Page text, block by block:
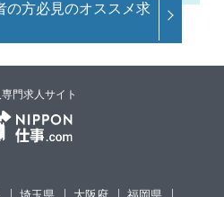
の方必見のオススメ求
門求人サイト